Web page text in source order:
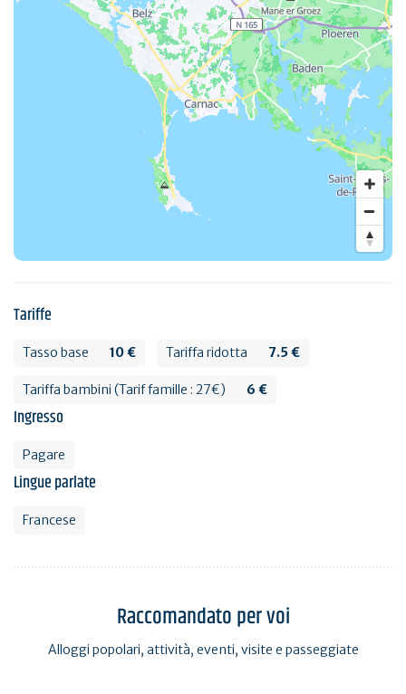
Tariffe
Tasso base 10 € Tariffa ridotta 7.5 €
Tariffa bambini (Tarif famille : 27€) 6 €
Ingresso
Pagare
Lingue parlate
Francese
Raccomandato per voi
Alloggi popolari, attività, eventi, visite e passeggiate